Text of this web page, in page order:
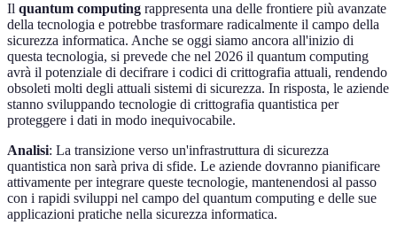
Il quantum computing rappresenta una delle frontiere più avanzate
della tecnologia e potrebbe trasformare radicalmente il campo della
sicurezza informatica. Anche se oggi siamo ancora all'inizio di
questa tecnologia, si prevede che nel 2026 il quantum computing
avrà il potenziale di decifrare i codici di crittografia attuali, rendendo
obsoleti molti degli attuali sistemi di sicurezza. In risposta, le aziende
stanno sviluppando tecnologie di crittografia quantistica per
proteggere i dati in modo inequivocabile.
Analisi: La transizione verso un'infrastruttura di sicurezza
quantistica non sarà priva di sfide. Le aziende dovranno pianificare
attivamente per integrare queste tecnologie, mantenendosi al passo
con i rapidi sviluppi nel campo del quantum computing e delle sue
applicazioni pratiche nella sicurezza informatica.